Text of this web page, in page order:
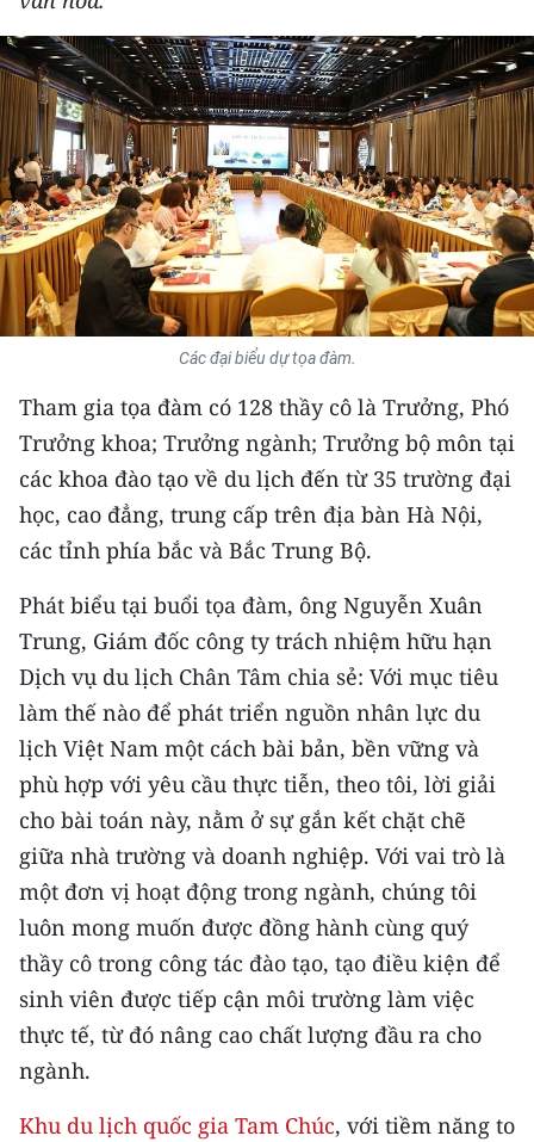
Y TẾ
KHOA HỌC - CÔNG NGHỆ
MÔI TRƯỜNG
BẠN ĐỌC
KIỂM CHỨNG THÔNG TIN
TRI THỨC CHUYÊN SÂU
54 DÂN TỘC VIỆT NAM
CHƯƠNG TRÌNH OCOP - MỖI XÃ
MỘT SẢN PHẨM
RADIO
E-Magazine
Video
Media Chính trị
Media Kinh tế
Media Văn hóa
Media Xã hội
Media Pháp luật
Media Du lịch
Media Thế giới
Các đại biểu dự tọa đàm.
Tham gia tọa đàm có 128 thầy cô là Trưởng, Phó
Trưởng khoa; Trưởng ngành; Trưởng bộ môn tại
các khoa đào tạo về du lịch đến từ 35 trường đại
học, cao đẳng, trung cấp trên địa bàn Hà Nội,
các tỉnh phía bắc và Bắc Trung Bộ.
Phát biểu tại buổi tọa đàm, ông Nguyễn Xuân
Trung, Giám đốc công ty trách nhiệm hữu hạn
Dịch vụ du lịch Chân Tâm chia sẻ: Với mục tiêu
làm thế nào để phát triển nguồn nhân lực du
lịch Việt Nam một cách bài bản, bền vững và
phù hợp với yêu cầu thực tiễn, theo tôi, lời giải
cho bài toán này, nằm ở sự gắn kết chặt chẽ
giữa nhà trường và doanh nghiệp. Với vai trò là
một đơn vị hoạt động trong ngành, chúng tôi
luôn mong muốn được đồng hành cùng quý
thầy cô trong công tác đào tạo, tạo điều kiện để
sinh viên được tiếp cận môi trường làm việc
thực tế, từ đó nâng cao chất lượng đầu ra cho
ngành.
Khu du lịch quốc gia Tam Chúc, với tiềm năng to